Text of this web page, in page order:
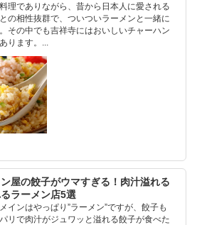
理でありながら、昔から日本人に愛される
の相性抜群で、ついついラーメンと一緒に
その中でも吉祥寺にはおいしいチャーハン
ります。...
ン屋の餃子がウマすぎる！肉汁溢れる
ラーメン店5選
インはやっぱり”ラーメン”ですが、餃子も
リで肉汁がジュワッと溢れる餃子が食べた